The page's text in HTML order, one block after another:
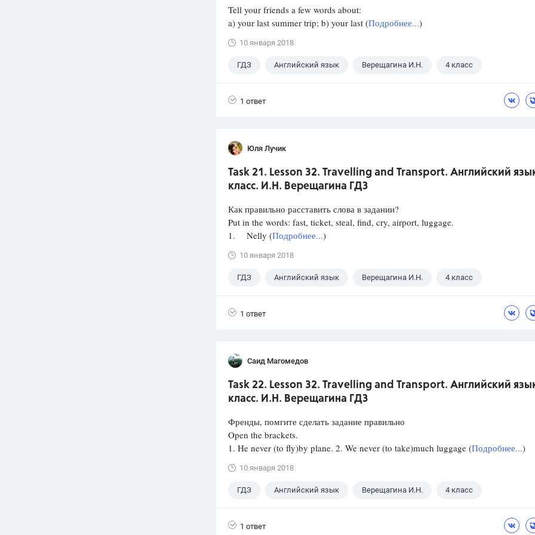
Tell your friends a few words about:
a) your last summer trip; b) your last (Подробнее...)
10 января 2018
ГДЗ Английский язык Верещагина И.Н. 4 класс
1 ответ
Юля Лучик
Task 21. Lesson 32. Travelling and Transport. Английский
класс. И.Н. Верещагина ГДЗ
Как правильно расставить слова в задании?
Put in the words: fast, ticket, steal, find, cry, airport, luggage.
1. Nelly (Подробнее...)
10 января 2018
ГДЗ Английский язык Верещагина И.Н. 4 класс
1 ответ
Саид Магомедов
Task 22. Lesson 32. Travelling and Transport. Английский
класс. И.Н. Верещагина ГДЗ
Френды, помгите сделать задание правильно
Open the brackets.
1. He never (to fly)by plane. 2. We never (to take)much luggage (Подробнее...)
10 января 2018
ГДЗ Английский язык Верещагина И.Н. 4 класс
1 ответ